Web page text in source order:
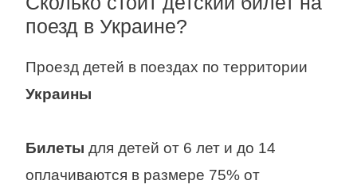
поезд в Украине?
Проезд детей в поездах по территории
Украины
Билеты для детей от 6 лет и до 14
оплачиваются в размере 75% от